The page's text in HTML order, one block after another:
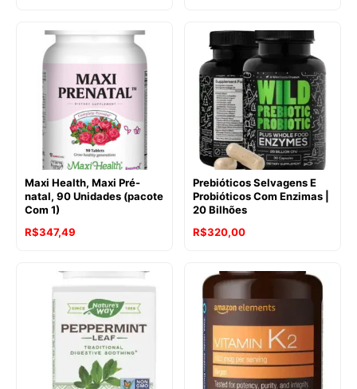
Maxi Health, Maxi Pré-
natal, 90 Unidades (pacote
Com 1)
R$347,49
Prebióticos Selvagens E
Probióticos Com Enzimas |
20 Bilhões
R$320,00